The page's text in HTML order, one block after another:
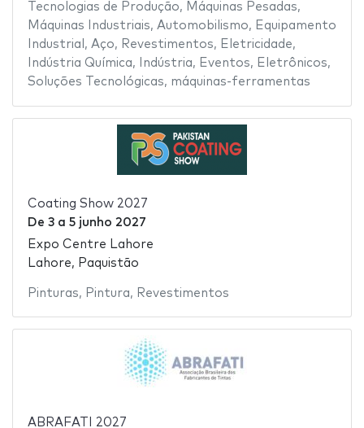
Tecnologias de Produção, Máquinas Pesadas,
Máquinas Industriais, Automobilismo, Equipamento
Industrial , Aço, Revestimentos, Eletricidade,
Indústria Química, Indústria, Eventos, Eletrônicos,
Soluções Tecnológicas, máquinas-ferramentas
Coating Show 2027
De 3a 5 junho 2027
Expo Centre Lahore
Lahore, Paquistão
Pinturas, Pintura, Revestimentos
ABRAFATI 2027